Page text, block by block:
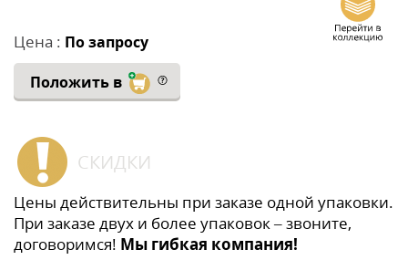
Цена : По запросу
Положить в
СКИДКИ
Цены действительны при заказе одной упаковки.
При заказе двух и более упаковок – звоните,
договоримся! Мы гибкая компания!